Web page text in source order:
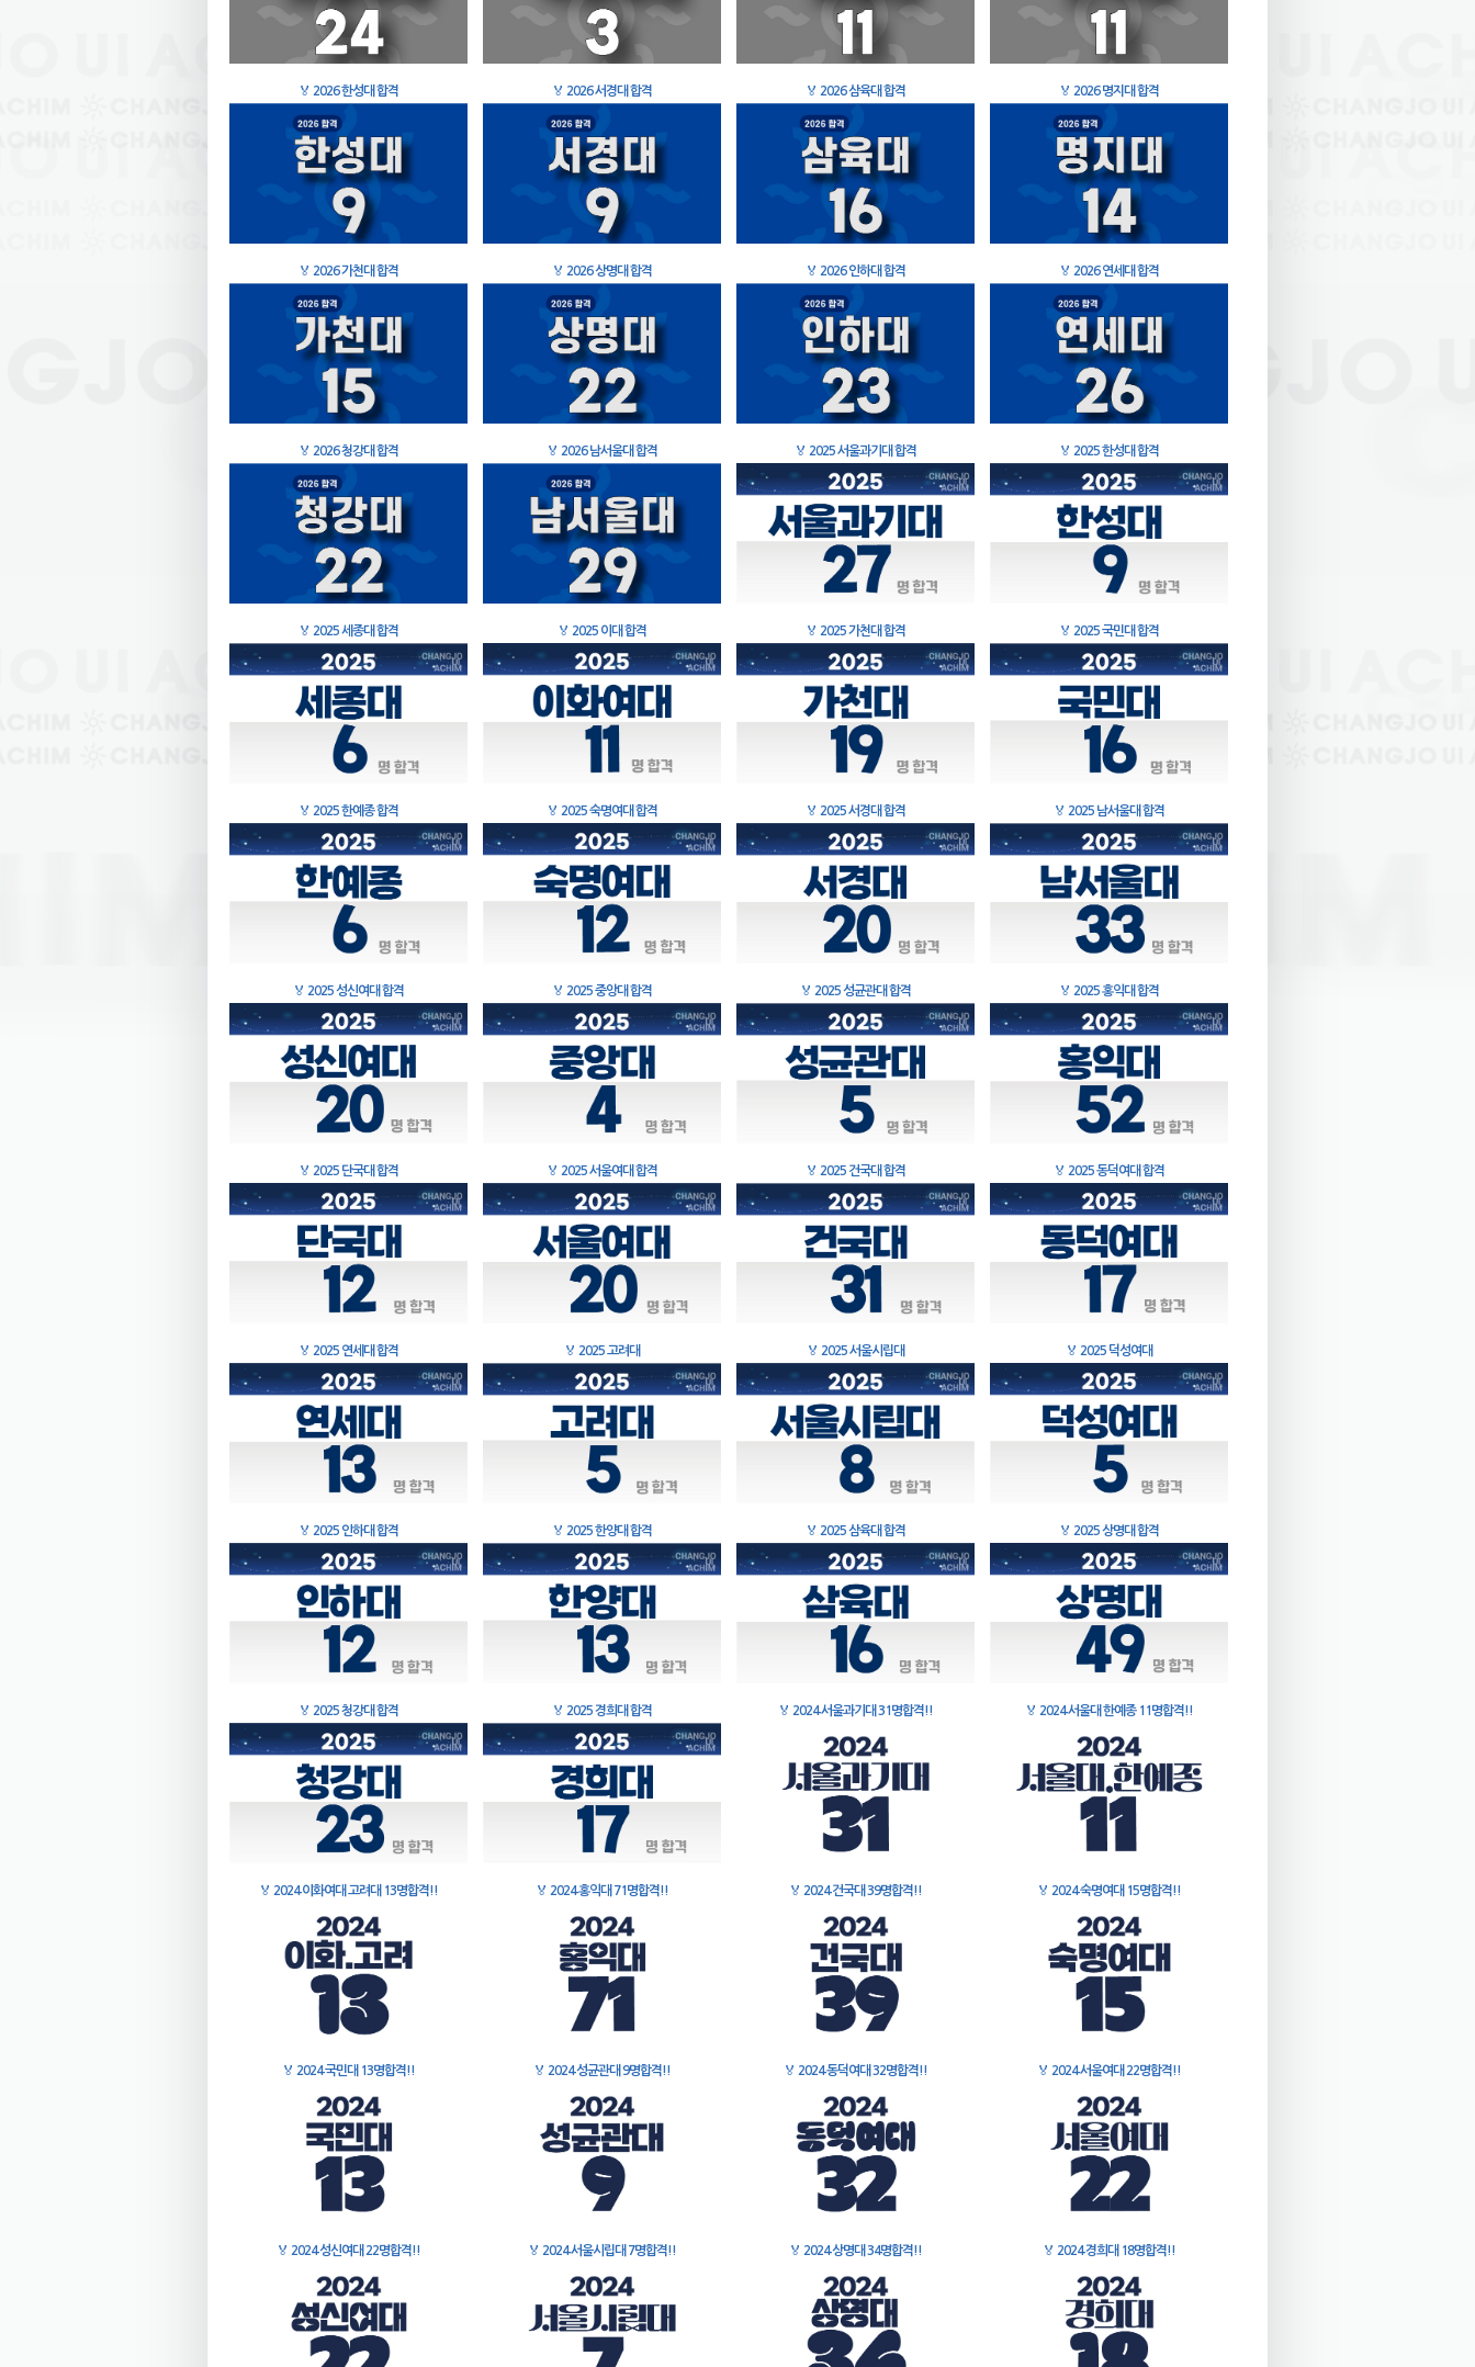
🏅 2026 한성대 합격 🏅 2026 서경대 합격 🏅 2026 삼육대 합격 🏅 2026 명지대 합격
🏅 2026 가천대 합격 🏅 2026 상명대 합격 🏅 2026 인하대 합격 🏅 2026 연세대 합격
🏅 2026 청강대 합격 🏅 2026 남서울대 합격 🏅 2025 서울과기대 합격 🏅 2025 한성대 합격
🏅 2025 세종대 합격 🏅 2025 이대 합격 🏅 2025 가천대 합격 🏅 2025 국민대 합격
🏅 2025 한예종 합격 🏅 2025 숙명여대 합격 🏅 2025 서경대 합격 🏅 2025 남서울대 합격
🏅 2025 성신여대 합격 🏅 2025 중앙대 합격 🏅 2025 성균관대 합격 🏅 2025 홍익대 합격
🏅 2025 단국대 합격 🏅 2025 서울여대 합격 🏅 2025 건국대 합격 🏅 2025 동덕여대 합격
🏅 2025 연세대 합격 🏅 2025 고려대 🏅 2025 서울시립대 🏅 2025 덕성여대
🏅 2025 인하대 합격 🏅 2025 한양대 합격 🏅 2025 삼육대 합격 🏅 2025 상명대 합격
🏅 2025 청강대 합격 🏅 2025 경희대 합격 🏅 2024 서울과기대 31명합격!! 🏅 2024 서울대 한예종 11명합격!!
🏅 2024 이화여대 고려대 13명합격!! 🏅 2024 홍익대 71명합격!! 🏅 2024 건국대 39명합격!! 🏅 2024 숙명여대 15명합격!!
🏅 2024 국민대 13명합격!! 🏅 2024 성균관대 9명합격!! 🏅 2024 동덕여대 32명합격!! 🏅 2024 서울여대 22명합격!!
🏅 2024 성신여대 22명합격!! 🏅 2024 서울시립대 7명합격!! 🏅 2024 상명대 34명합격!! 🏅 2024 경희대 18명합격!!